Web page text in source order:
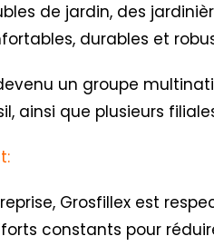
de jardin, des
durables et
un groupe
ainsi que plusieurs
Grosfillex est
constants pour